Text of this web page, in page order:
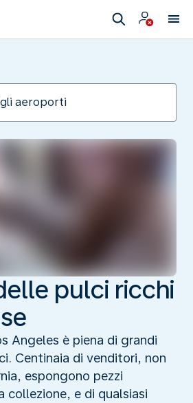
pulci ricchi
Angeles è piena di grandi
Centinaia di venditori, non
espongono pezzi
collezione, e di qualsiasi